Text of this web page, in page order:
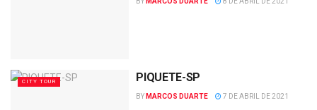
CITY TOUR PIQUETE-SP
BY MARCOS DUARTE 7 DE ABRIL DE 2021